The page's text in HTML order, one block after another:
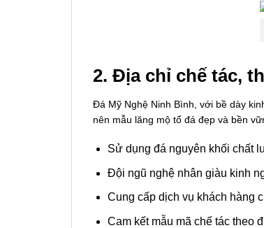
2. Địa chỉ chế tác,
Đá Mỹ Nghệ Ninh Bình, với bề dày
nên mẫu lăng mộ tổ đá đẹp và bền
Sử dụng đá nguyên khối chất
Đội ngũ nghệ nhân giàu kinh
Cung cấp dịch vụ khách hàng
Cam kết mẫu mã chế tác theo